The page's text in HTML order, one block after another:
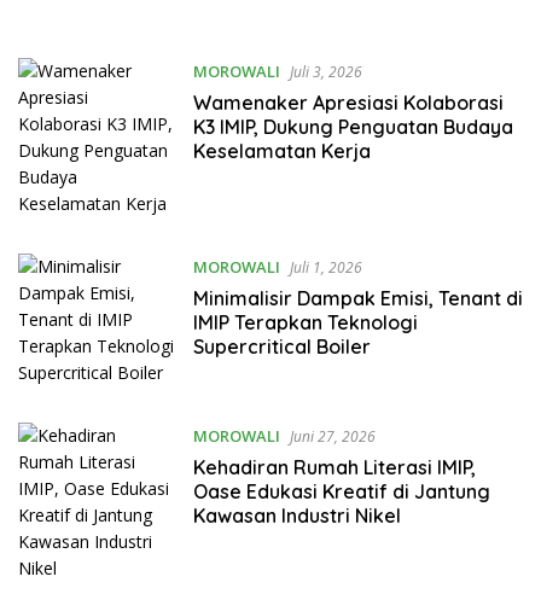
MOROWALI Juli 3, 2026
Wamenaker Apresiasi Kolaborasi
K3 IMIP, Dukung Penguatan Budaya
Keselamatan Kerja
MOROWALI Juli 1, 2026
Minimalisir Dampak Emisi, Tenant di
IMIP Terapkan Teknologi
Supercritical Boiler
MOROWALI Juni 27, 2026
Kehadiran Rumah Literasi IMIP,
Oase Edukasi Kreatif di Jantung
Kawasan Industri Nikel